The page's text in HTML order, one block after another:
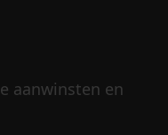
aanwinsten en